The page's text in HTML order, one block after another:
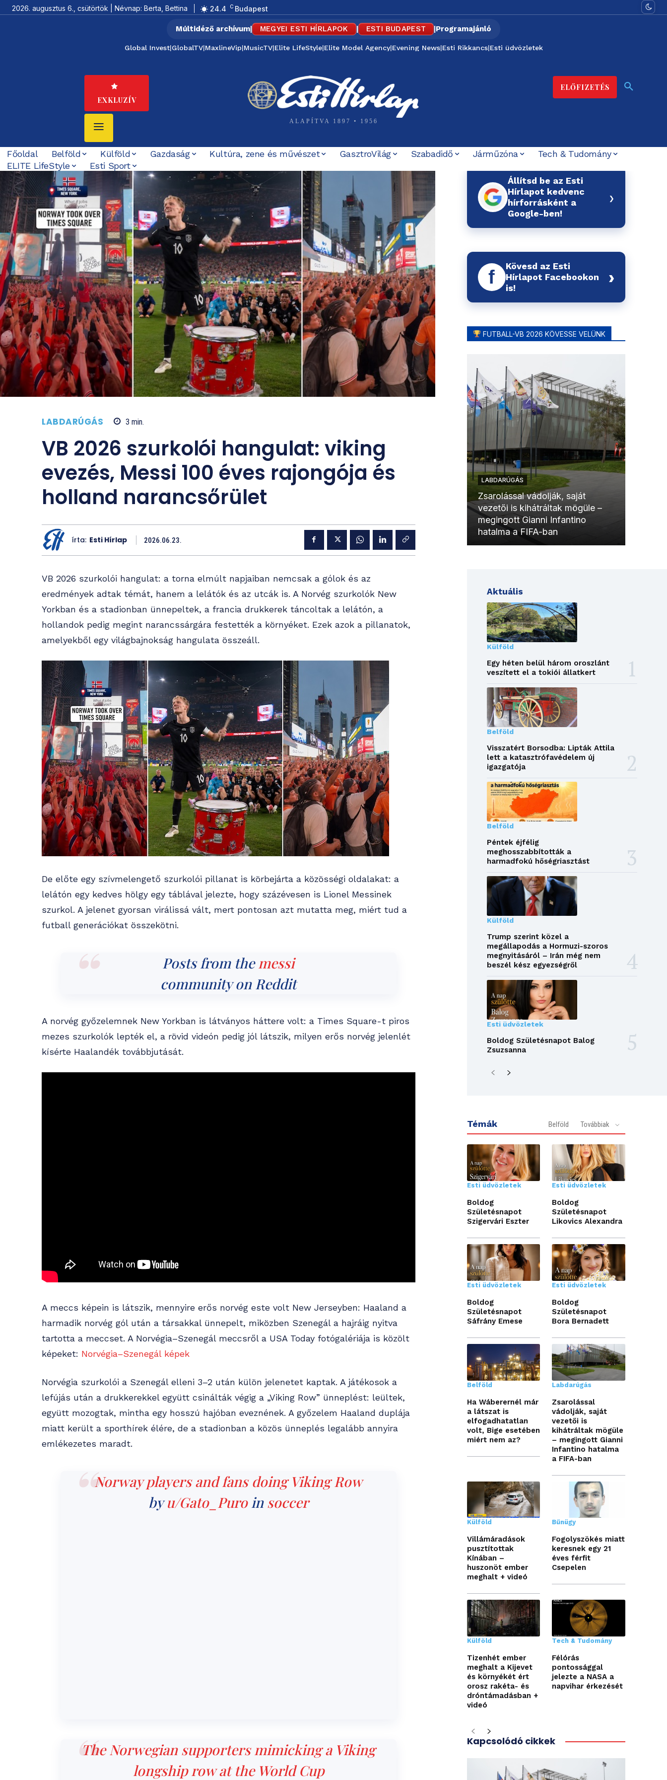
2026. augusztus 6., csütörtök | Névnap: Berta, Bettina 24.4 C Budapest
Múltidéző archívum| MEGYEI ESTI HÍRLAPOK | ESTI BUDAPEST |Programajánló
Global Invest|GlobalTV|MaxlineVip|MusicTV|Elite LifeStyle|Elite Model Agency|Evening News|Esti Rikkancs|Esti üdvözletek
EXKLUZÍV
ALAPÍTVA 1897 • 1956
ELŐFIZETÉS
Főoldal Belföld Külföld Gazdaság Kultúra, zene és művészet GasztroVilág Szabadidő Járműzóna
Tech & Tudomány
ELITE LifeStyle
Esti Sport
LABDARÚGÁS 3 min.
VB 2026 szurkolói hangulat: viking
evezés, Messi 100 éves rajongója és
holland narancsőrület
írta: Esti Hírlap 2026.06.23.
VB 2026 szurkolói hangulat: a torna elmúlt napjaiban nemcsak a gólok és az
eredmények adtak témát, hanem a lelátók és az utcák is. A Norvég szurkolók New
Yorkban és a stadionban ünnepeltek, a francia drukkerek táncoltak a lelátón, a
hollandok pedig megint narancssárgára festették a környéket. Ezek azok a pillanatok,
amelyekből egy világbajnokság hangulata összeáll.
De előte egy szívmelengető szurkolói pillanat is körbejárta a közösségi oldalakat: a
lelátón egy kedves hölgy egy táblával jelezte, hogy százévesen is Lionel Messinek
szurkol. A jelenet gyorsan virálissá vált, mert pontosan azt mutatta meg, miért tud a
futball generációkat összekötni.
Posts from the messi
community on Reddit
A norvég győzelemnek New Yorkban is látványos háttere volt: a Times Square-t piros
mezes szurkolók lepték el, a rövid videón pedig jól látszik, milyen erős norvég jelenlét
kísérte Haalandék továbbjutását.
A meccs képein is látszik, mennyire erős norvég este volt New Jerseyben: Haaland a
harmadik norvég gól után a társakkal ünnepelt, miközben Szenegál a hajráig nyitva
tartotta a meccset. A Norvégia–Szenegál meccsről a USA Today fotógalériája is közölt
képeket: Norvégia–Szenegál képek
Norvégia szurkolói a Szenegál elleni 3–2 után külön jelenetet kaptak. A játékosok a
lefújás után a drukkerekkel együtt csinálták végig a „Viking Row” ünneplést: leültek,
együtt mozogtak, mintha egy hosszú hajóban eveznének. A győzelem Haaland duplája
miatt került a sporthírek élére, de a stadionban a közös ünneplés legalább annyira
emlékezetes maradt.
Norway players and fans doing Viking Row
byu/Gato_Puroin soccer
The Norwegian supporters mimicking a Viking
longship row at the World Cup
Állítsd be az Esti
Hírlapot kedvenc
hírforrásként a
Google-ben!
›
f
Kövesd az Esti
Hírlapot Facebookon
is!
›
FUTBALL-VB 2026 KÖVESSE VELÜNK
LABDARÚGÁS
Zsarolással vádolják, saját
vezetői is kihátráltak mögüle –
megingott Gianni Infantino
hatalma a FIFA-ban
Aktuális
Külföld
Egy héten belül három oroszlánt
veszített el a tokiói állatkert
Belföld
Visszatért Borsodba: Lipták Attila
lett a katasztrófavédelem új
igazgatója
Belföld
Péntek éjfélig
meghosszabbították a
harmadfokú hőségriasztást
Külföld
Trump szerint közel a
megállapodás a Hormuzi-szoros
megnyitásáról – Irán még nem
beszél kész egyezségről
Esti üdvözletek
Boldog Születésnapot Balog
Zsuzsanna
Témák Belföld Továbbiak
Esti üdvözletek
Boldog
Születésnapot
Szigervári Eszter
Esti üdvözletek
Boldog
Születésnapot
Likovics Alexandra
Esti üdvözletek
Boldog
Születésnapot
Sáfrány Emese
Esti üdvözletek
Boldog
Születésnapot
Bora Bernadett
Belföld
Ha Wáberernél már
a látszat is
elfogadhatatlan
volt, Bige esetében
miért nem az?
Labdarúgás
Zsarolással
vádolják, saját
vezetői is
kihátráltak mögüle
– megingott Gianni
Infantino hatalma
a FIFA-ban
Külföld
Villámáradások
pusztítottak
Kínában –
huszonöt ember
meghalt + videó
Bűnügy
Fogolyszökés miatt
keresnek egy 21
éves férfit
Csepelen
Külföld
Tizenhét ember
meghalt a Kijevet
és környékét ért
orosz rakéta- és
dróntámadásban +
videó
Tech & Tudomány
Félórás
pontossággal
jelezte a NASA a
napvihar érkezését
Kapcsolódó cikkek